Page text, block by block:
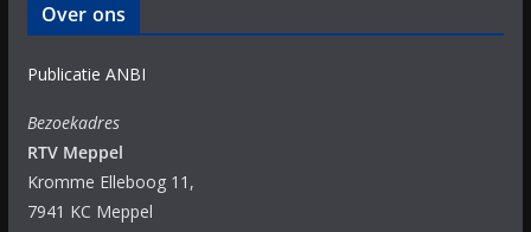
Over ons
Publicatie ANBI
Bezoekadres
RTV Meppel
Kromme Elleboog 11,
7941 KC Meppel